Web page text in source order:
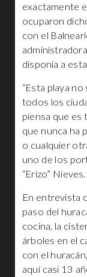
exactamente
ocuparon
con el
disponía a
“Esta playa
todos los
piensa que es
que nunca ha
o cualquier
uno de los
“Erizo” Nieves.
En entrevista
paso del
cocina, la
árboles en el
con el
aquí casi 13